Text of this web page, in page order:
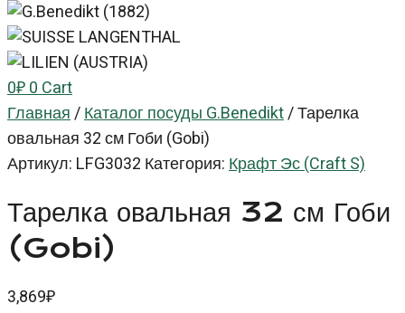
0₽0Cart
Главная/Каталог посуды G.Benedikt/Тарелка
овальная 32 см Гоби (Gobi)
Артикул: LFG3032 Категория:Крафт Эс (Craft S)
Тарелка овальная 32 см Гоби
(Gobi)
3,869₽